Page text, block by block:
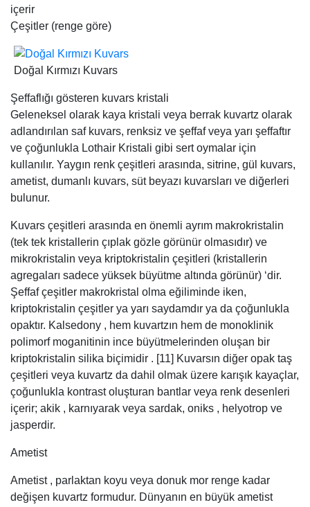
içerir
Çeşitler (renge göre)
Doğal Kırmızı Kuvars
Şeffaflığı gösteren kuvars kristali
Geleneksel olarak kaya kristali veya berrak kuvartz olarak
adlandırılan saf kuvars, renksiz ve şeffaf veya yarı şeffaftır
ve çoğunlukla Lothair Kristali gibi sert oymalar için
kullanılır. Yaygın renk çeşitleri arasında, sitrine, gül kuvars,
ametist, dumanlı kuvars, süt beyazı kuvarsları ve diğerleri
bulunur.
Kuvars çeşitleri arasında en önemli ayrım makrokristalin
(tek tek kristallerin çıplak gözle görünür olmasıdır) ve
mikrokristalin veya kriptokristalin çeşitleri (kristallerin
agregaları sadece yüksek büyütme altında görünür) ‘dir.
Şeffaf çeşitler makrokristal olma eğiliminde iken,
kriptokristalin çeşitler ya yarı saydamdır ya da çoğunlukla
opaktır. Kalsedony , hem kuvartzın hem de monoklinik
polimorf moganitinin ince büyütmelerinden oluşan bir
kriptokristalin silika biçimidir . [11] Kuvarsın diğer opak taş
çeşitleri veya kuvartz da dahil olmak üzere karışık kayaçlar,
çoğunlukla kontrast oluşturan bantlar veya renk desenleri
içerir; akik , karnıyarak veya sardak, oniks , helyotrop ve
jasperdir.
Ametist
Ametist , parlaktan koyu veya donuk mor renge kadar
değişen kuvartz formudur. Dünyanın en büyük ametist